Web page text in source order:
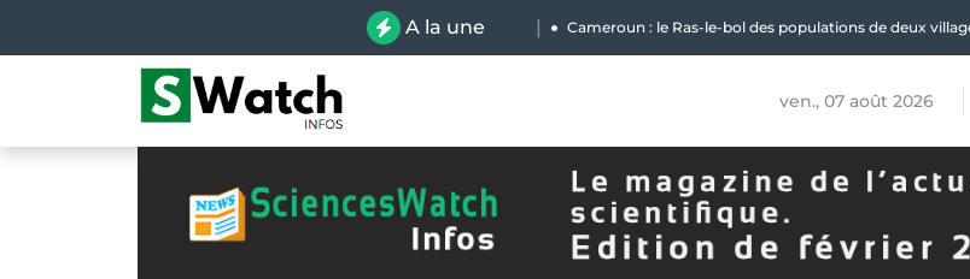
A la une | Cameroun : le Ras-le-bol des populations de deux
ven., 07 août 2026